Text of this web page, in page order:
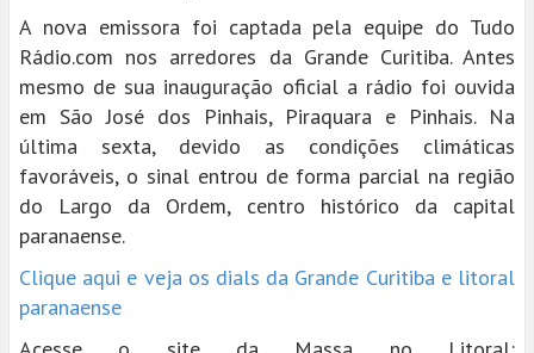
A nova emissora foi captada pela equipe do Tudo
Rádio.com nos arredores da Grande Curitiba. Antes
mesmo de sua inauguração oficial a rádio foi ouvida
em São José dos Pinhais, Piraquara e Pinhais. Na
última sexta, devido as condições climáticas
favoráveis, o sinal entrou de forma parcial na região
do Largo da Ordem, centro histórico da capital
paranaense.
Clique aqui e veja os dials da Grande Curitiba e litoral
paranaense